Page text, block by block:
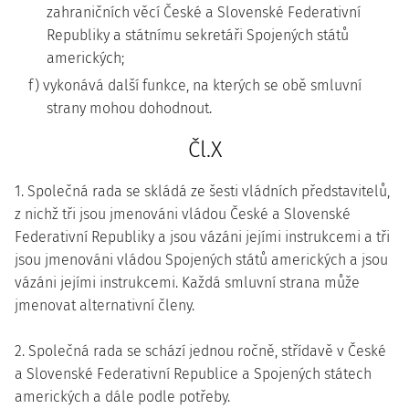
zahraničních věcí České a Slovenské Federativní
Republiky a státnímu sekretáři Spojených států
amerických;
f) vykonává další funkce, na kterých se obě smluvní
strany mohou dohodnout.
Čl.X
1. Společná rada se skládá ze šesti vládních představitelů,
z nichž tři jsou jmenováni vládou České a Slovenské
Federativní Republiky a jsou vázáni jejími instrukcemi a tři
jsou jmenováni vládou Spojených států amerických a jsou
vázáni jejími instrukcemi. Každá smluvní strana může
jmenovat alternativní členy.
2. Společná rada se schází jednou ročně, střídavě v České
a Slovenské Federativní Republice a Spojených státech
amerických a dále podle potřeby.